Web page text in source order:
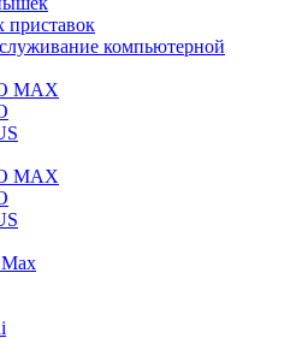
приставок
компьютерной
MAX
MAX